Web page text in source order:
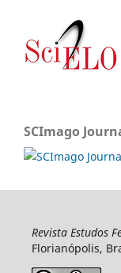
SCImago
Revista Estudos
Florianópolis,